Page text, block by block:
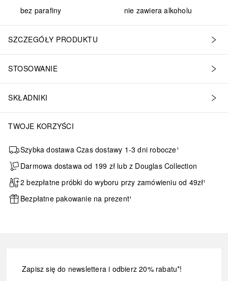
bez parafiny
nie zawiera alkoholu
SZCZEGÓŁY PRODUKTU
STOSOWANIE
SKŁADNIKI
TWOJE KORZYŚCI
Szybka dostawa Czas dostawy 1-3 dni robocze¹
Darmowa dostawa od 199 zł lub z Douglas Collection
2 bezpłatne próbki do wyboru przy zamówieniu od 49zł¹
Bezpłatne pakowanie na prezent¹
Zapisz się do newslettera i odbierz 20% rabatu*!